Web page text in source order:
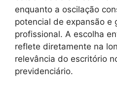
enquanto a oscilação
potencial de expansão e
profissional. A escolha
reflete diretamente na
relevância do escritório
previdenciário.